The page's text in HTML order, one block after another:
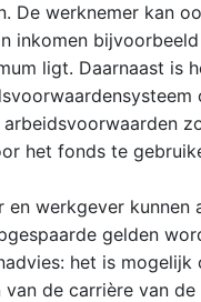
De werknemer kan
inkomen
ligt. Daarnaast is
het fonds te
en werkgever kunnen
gelden
het is mogelijk
de carrière van de